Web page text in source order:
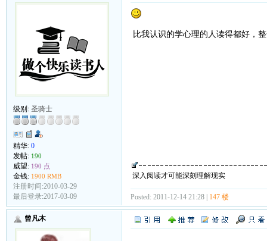
级别: 圣骑士
精华: 0
发帖: 190
威望: 190 点
金钱: 1900 RMB
注册时间:2010-03-29
最后登录:2017-03-09
比我认识的学心理的人读得都好，
深入阅读才可能深刻理解现实
Posted: 2011-12-14 21:28 | 147 楼
曾凡木